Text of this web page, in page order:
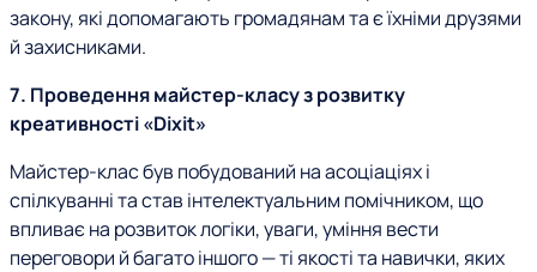
закону, які допомагають громадянам та є їхніми друзями
й захисниками.
7. Проведення майстер-класу з розвитку
креативності «Dixit»
Майстер-клас був побудований на асоціаціях і
спілкуванні та став інтелектуальним помічником, що
впливає на розвиток логіки, уваги, уміння вести
переговори й багато іншого — ті якості та навички, яких